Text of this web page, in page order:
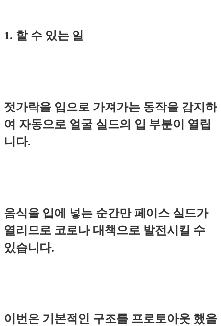
1. 할 수 있는 일
젓가락을 입으로 가져가는 동작을 감지하
여 자동으로 얼굴 실드의 입 부분이 열립
니다.
음식을 입에 넣는 순간만 페이스 실드가
열리므로 코로나 대책으로 발전시킬 수
있습니다.
이번은 기본적인 구조를 프로토아웃 했을